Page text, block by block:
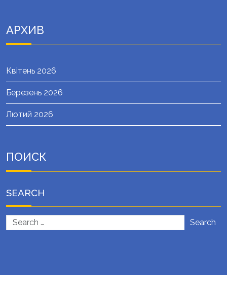
АРХИВ
Квітень 2026
Березень 2026
Лютий 2026
ПОИСК
SEARCH
Search